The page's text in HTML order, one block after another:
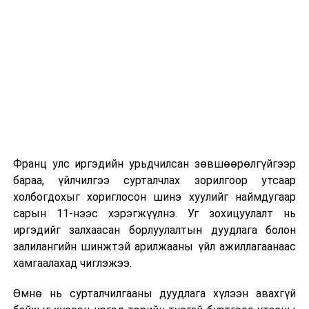
2026 оны 9 дүгээр сарын 13-наас оюутнуудыг
дотуур байранд оруулж эхэлнэ.
Сургууль, цэцэрлэгийн үйл ажиллагааны
зохицуулалт
2026 оны 8 дугаар сарын 17–28-ны өдрүүдэд
байранд элсэлт, бүртгэл болон бусад аливаа
Франц улс иргэдийн урьдчилсан зөвшөөрөлгүйгээр
бараа, үйлчилгээ сурталчлах зорилгоор утсаар
холбогдохыг хориглосон шинэ хуулийг наймдугаар
сарын 11-нээс хэрэгжүүлнэ. Уг зохицуулалт нь
иргэдийг залхаасан борлуулалтын дуудлага болон
залилангийн шинжтэй арилжааны үйл ажиллагаанаас
хамгаалахад чиглэжээ.
Өмнө нь сурталчилгааны дуудлага хүлээн авахгүй